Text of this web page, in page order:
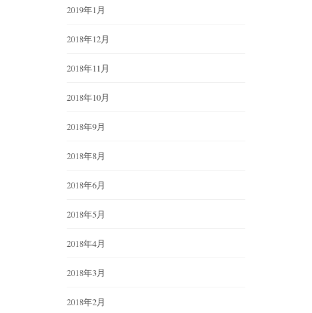
2019年1月
2018年12月
2018年11月
2018年10月
2018年9月
2018年8月
2018年6月
2018年5月
2018年4月
2018年3月
2018年2月